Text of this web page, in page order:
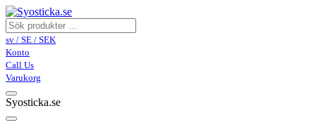
sv / SE / SEK
Konto
Call Us
Varukorg
Syosticka.se